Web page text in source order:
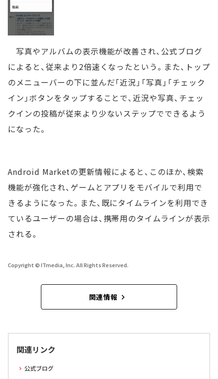
写真やアルバムの表示機能が改善され、公式ブログ
によると、従来より2倍速くなったという。また、トップ
のメニューバーの下に並んだ「近況」「写真」「チェック
イン」ボタンをタップすることで、近況や写真、チェッ
クインの投稿が従来より少ないステップでできるよう
になった。
Android Marketの更新情報によると、このほか、検索
機能が強化され、ゲームとアプリをモバイルで利用で
きるようになった。また、既にタイムラインを利用でき
ているユーザーの場合は、携帯用のタイムラインが表示
される。
Copyright © ITmedia, Inc. All Rights Reserved.
関連情報
関連リンク
公式ブログ